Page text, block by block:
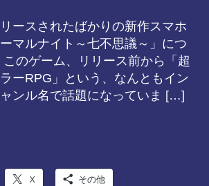
ースされたばかりの新作スマホ
マルナイト～七不思議～」につ
のゲーム、リリース前から「超
ーRPG」という、なんともイン
ンル名で話題になっていま […]
X その他